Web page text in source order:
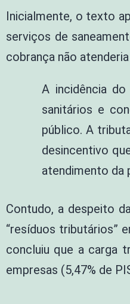
Inicialmente, o texto
serviços de
cobrança não
A incidência
sanitários e
público. A
desincentivo
atendimento da
Contudo, a despeito
“resíduos tributários”
concluiu que a carga
empresas (5,47% de